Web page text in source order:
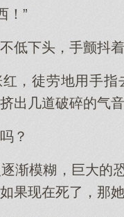
！”
低下头，手颤抖
，徒劳地用手
出几道破碎的气音
？
渐模糊，巨大的
果现在死了，那